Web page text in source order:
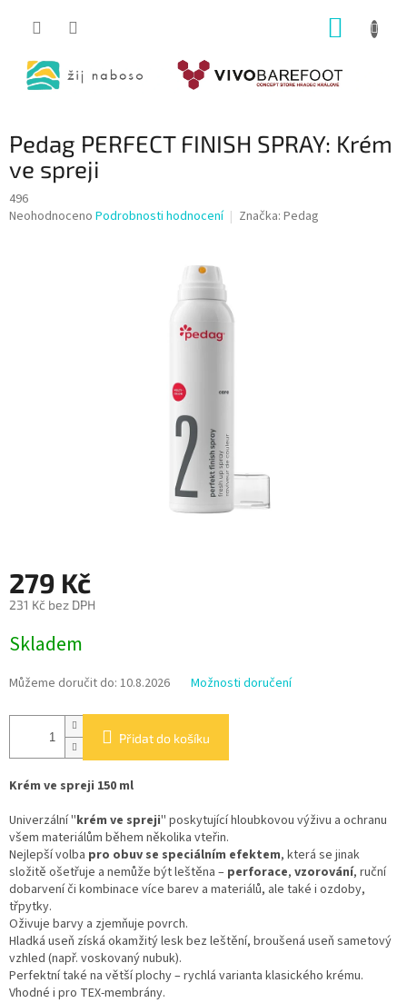
Pedag PERFECT FINISH SPRAY: Krém
ve spreji
496
Průměrné
Neohodnoceno Podrobnosti hodnocení Značka: Pedag
279 Kč
231 Kč bez DPH
cena:
Skladem
Můžeme doručit do: 10.8.2026 Možnosti doručení
Přidat do košíku
Krém ve spreji 150 ml
Univerzální ''krém ve spreji'' poskytující hloubkovou výživu a ochranu
všem materiálům během několika vteřin.
Nejlepší volba pro obuv se speciálním efektem, která se jinak
složitě ošetřuje a nemůže být leštěna – perforace, vzorování, ruční
dobarvení či kombinace více barev a materiálů, ale také i ozdoby,
třpytky.
Oživuje barvy a zjemňuje povrch.
Hladká useň získá okamžitý lesk bez leštění, broušená useň sametový
vzhled (např. voskovaný nubuk).
Perfektní také na větší plochy – rychlá varianta klasického krému.
Vhodné i pro TEX-membrány.